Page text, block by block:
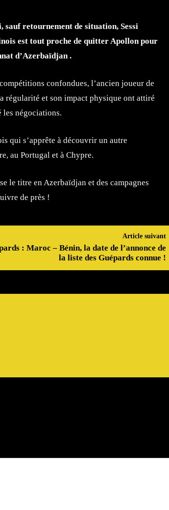
retournement de situation, Sessi
est tout proche de quitter Apollon pour
d’Azerbaïdjan .
confondues, l’ancien joueur de
régularité et son impact physique ont attiré
les négociations.
qui s’apprête à découvrir un autre
au Portugal et à Chypre.
le titre en Azerbaïdjan et des campagnes
de près !
Article suivant
: Maroc – Bénin, la date de l’annonce de
la liste des Guépards connue !